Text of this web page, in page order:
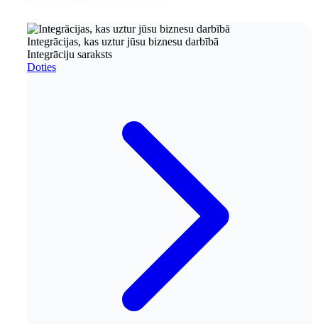
Integrācijas, kas uztur jūsu biznesu darbībā
Integrāciju saraksts
Doties